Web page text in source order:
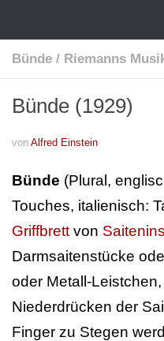
Bünde / Riemanns
Bünde (1929)
von Alfred Einstein
Bünde (Plural,
Touches, italienisch:
Griffbrett von
Darmsaitenstücke
oder Metall-
Niederdrücken der
Finger zu Stegen